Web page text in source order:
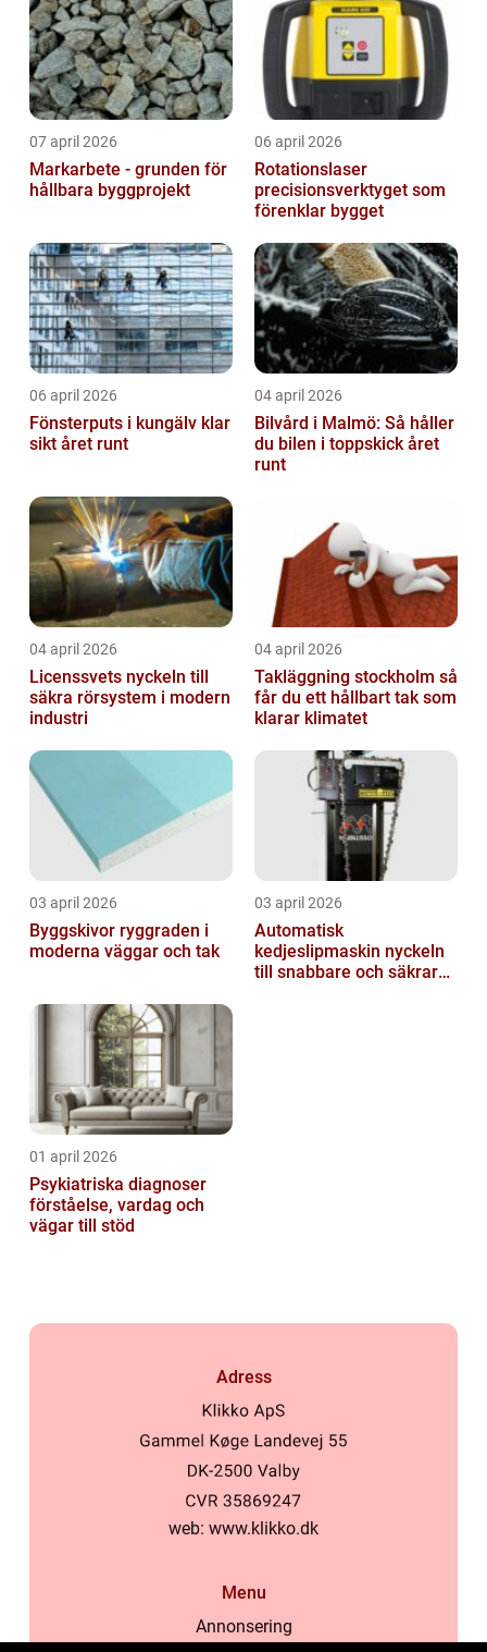
07 april 2026
Markarbete - grunden för
hållbara byggprojekt
06 april 2026
Rotationslaser
precisionsverktyget som
förenklar bygget
06 april 2026
Fönsterputs i kungälv klar
sikt året runt
04 april 2026
Bilvård i Malmö: Så håller
du bilen i toppskick året
runt
04 april 2026
Licenssvets nyckeln till
säkra rörsystem i modern
industri
04 april 2026
Takläggning stockholm så
får du ett hållbart tak som
klarar klimatet
03 april 2026
Byggskivor ryggraden i
moderna väggar och tak
03 april 2026
Automatisk
kedjeslipmaskin nyckeln
till snabbare och säkrare
01 april 2026
Psykiatriska diagnoser
förståelse, vardag och
vägar till stöd
Adress
web: www.klikko.dk
Menu
Annonsering